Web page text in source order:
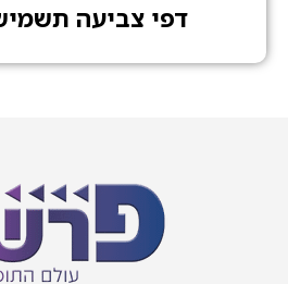
דפי צביעה תשמישי קדושה